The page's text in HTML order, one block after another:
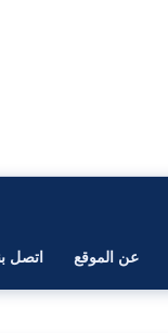
عن الموقع اتصل